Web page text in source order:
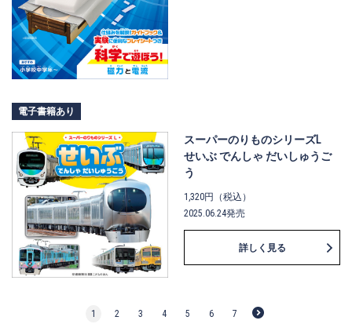
電子書籍あり
スーパーのりものシリーズL
せいぶ でんしゃ だいしゅうご
う
1,320円（税込）
2025.06.24発売
詳しく見る
1 2 3 4 5 6 7